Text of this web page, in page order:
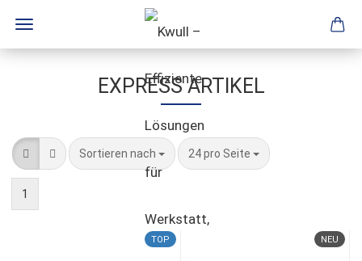
EXPRESS ARTIKEL
Sortieren nach 24 pro Seite
1
TOP NEU